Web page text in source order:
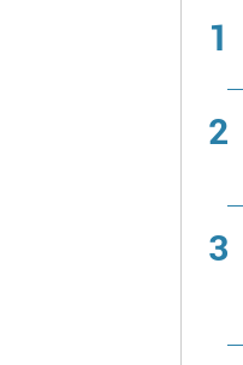
1
2
3